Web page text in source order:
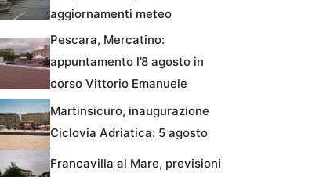
aggiornamenti meteo
Pescara, Mercatino:
appuntamento l’8 agosto in
corso Vittorio Emanuele
Martinsicuro, inaugurazione
Ciclovia Adriatica: 5 agosto
Francavilla al Mare, previsioni